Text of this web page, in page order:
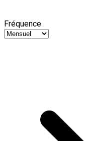
Fréquence